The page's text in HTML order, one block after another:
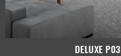
DELUXE